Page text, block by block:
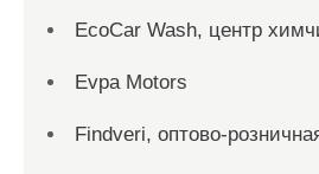
EcoCar Wash, центр
Evpa Motors
Findveri, оптово-